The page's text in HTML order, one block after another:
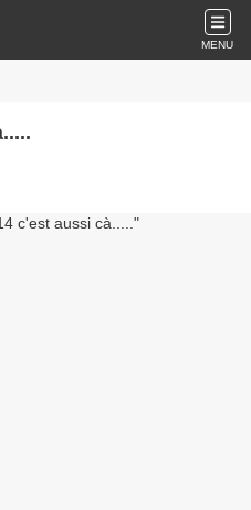
MENU